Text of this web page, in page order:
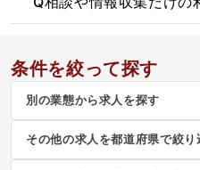
条件を絞って探す
別の業態から求人を探す
その他の求人を都道府県で絞り